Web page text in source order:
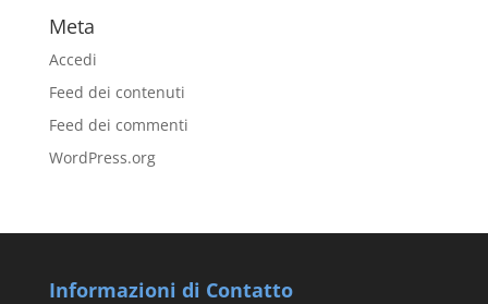
Meta
Accedi
Feed dei contenuti
Feed dei commenti
WordPress.org
Informazioni di Contatto